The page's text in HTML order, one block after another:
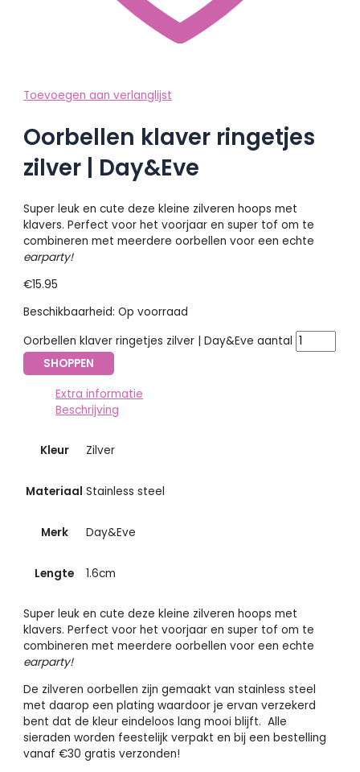
Toevoegen aan verlanglijst
Oorbellen klaver ringetjes
zilver | Day&Eve
Super leuk en cute deze kleine zilveren hoops met
klavers. Perfect voor het voorjaar en super tof om te
combineren met meerdere oorbellen voor een echte
earparty!
€15.95
Beschikbaarheid: Op voorraad
Oorbellen klaver ringetjes zilver | Day&Eve aantal
SHOPPEN
Extra informatie
Beschrijving
Kleur Zilver
Materiaal Stainless steel
Merk Day&Eve
Lengte 1.6cm
Super leuk en cute deze kleine zilveren hoops met
klavers. Perfect voor het voorjaar en super tof om te
combineren met meerdere oorbellen voor een echte
earparty!
De zilveren oorbellen zijn gemaakt van stainless steel
met daarop een plating waardoor je ervan verzekerd
bent dat de kleur eindeloos lang mooi blijft. Alle
sieraden worden feestelijk verpakt en bij een bestelling
vanaf €30 gratis verzonden!